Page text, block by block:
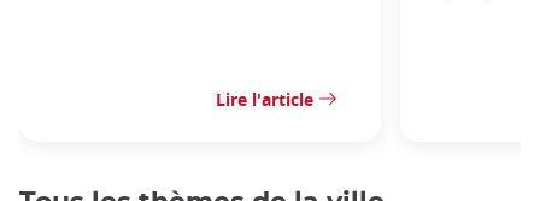
Lire l'article